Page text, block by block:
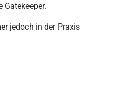
Gatekeeper.
jedoch in der Praxis